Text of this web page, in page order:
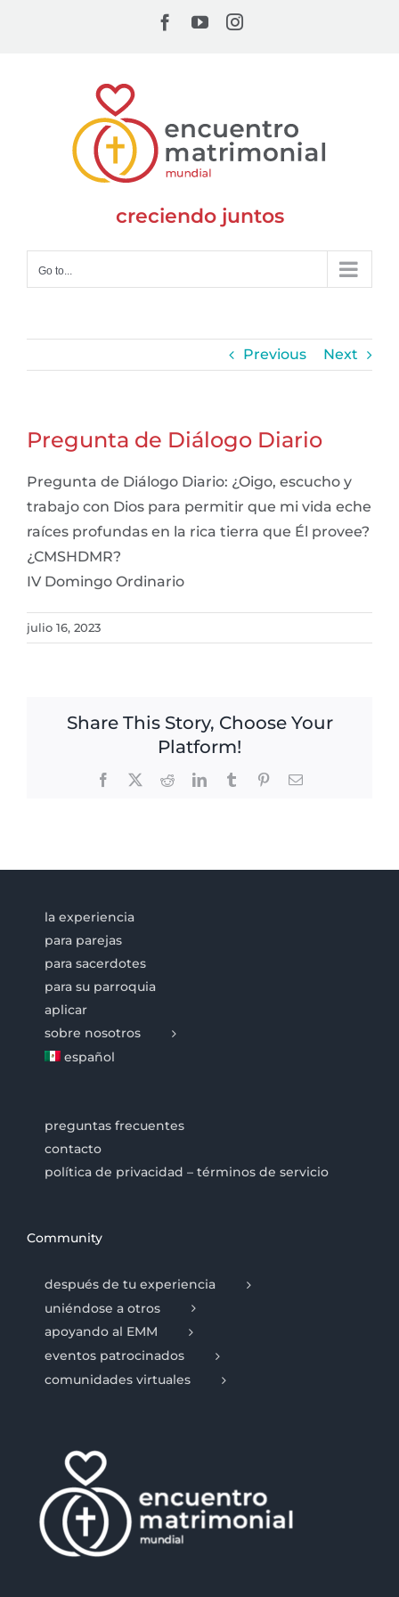
Facebook
YouTubeInstagram
creciendo juntos
Go to...
Previous Next
Pregunta de Diálogo Diario
Pregunta de Diálogo Diario: ¿Oigo, escucho y
trabajo con Dios para permitir que mi vida eche
raíces profundas en la rica tierra que Él provee?
¿CMSHDMR?
IV Domingo Ordinario
julio 16, 2023
Share This Story, Choose Your
Platform!
Facebook RedditLinkedInTumblr PinterestEmail
la experiencia
para parejas
para sacerdotes
para su parroquia
aplicar
sobre nosotros
español
preguntas frecuentes
contacto
política de privacidad – términos de servicio
Community
después de tu experiencia
uniéndose a otros
apoyando al EMM
eventos patrocinados
comunidades virtuales